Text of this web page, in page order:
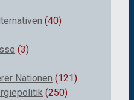
(40)
(3)
Nationen (121)
(250)